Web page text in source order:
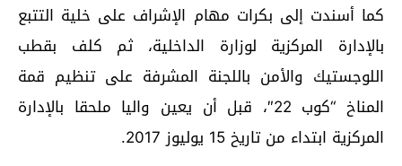
كما أسندت إلى بكرات مهام الإشراف على خلية التتبع
بالإدارة المركزية لوزارة الداخلية، ثم كلف بقطب
اللوجستيك والأمن باللجنة المشرفة على تنظيم قمة
المناخ “كوب 22″، قبل أن يعين واليا ملحقا بالإدارة
المركزية ابتداء من تاريخ 15 يوليوز 2017.